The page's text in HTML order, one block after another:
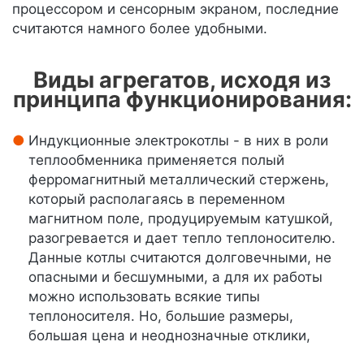
процессором и сенсорным экраном, последние
считаются намного более удобными.
Виды агрегатов, исходя из
принципа функционирования:
Индукционные электрокотлы - в них в роли
теплообменника применяется полый
ферромагнитный металлический стержень,
который располагаясь в переменном
магнитном поле, продуцируемым катушкой,
разогревается и дает тепло теплоносителю.
Данные котлы считаются долговечными, не
опасными и бесшумными, а для их работы
можно использовать всякие типы
теплоносителя. Но, большие размеры,
большая цена и неоднозначные отклики,